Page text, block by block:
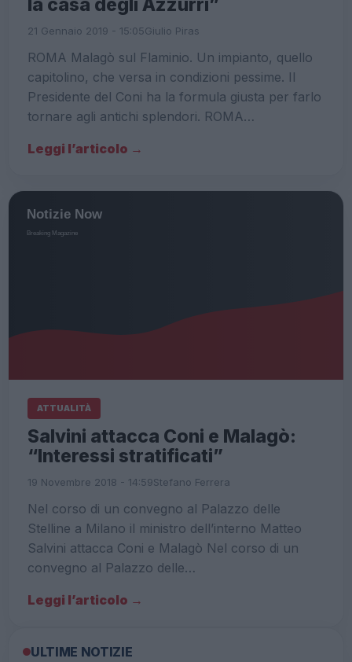
la casa degli Azzurri”
21 Gennaio 2019 - 15:05Giulio Piras
ROMA Malagò sul Flaminio. Un impianto, quello
capitolino, che versa in condizioni pessime. Il
Presidente del Coni ha la formula giusta per farlo
tornare agli antichi splendori. ROMA…
Leggi l’articolo →
ATTUALITÀ
Salvini attacca Coni e Malagò:
“Interessi stratificati”
19 Novembre 2018 - 14:59Stefano Ferrera
Nel corso di un convegno al Palazzo delle
Stelline a Milano il ministro dell’interno Matteo
Salvini attacca Coni e Malagò Nel corso di un
convegno al Palazzo delle…
Leggi l’articolo →
ULTIME NOTIZIE